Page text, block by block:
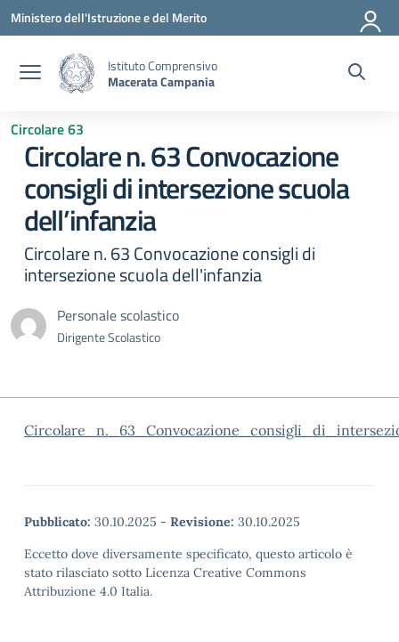
Vai ai contenuti
Vai al menu di navigazione
Vai al footer
Ministero dell'Istruzione e del Merito
Istituto Comprensivo
Macerata Campania
Circolare 63
Circolare n. 63 Convocazione
consigli di intersezione scuola
dell’infanzia
Circolare n. 63 Convocazione consigli di
intersezione scuola dell'infanzia
Personale scolastico
Dirigente Scolastico
Pubblicato: 30.10.2025 - Revisione: 30.10.2025
Eccetto dove diversamente specificato, questo articolo è
stato rilasciato sotto Licenza Creative Commons
Attribuzione 4.0 Italia.